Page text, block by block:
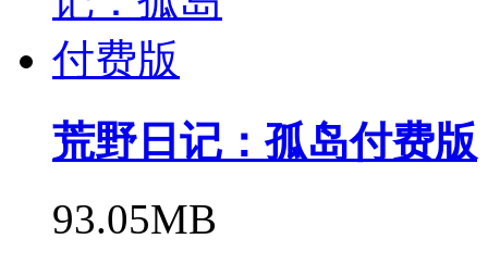
荒野日记：孤岛付费版
93.05MB